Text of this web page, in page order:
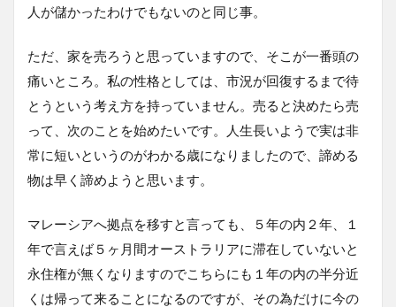
人が儲かったわけでもないのと同じ事。
ただ、家を売ろうと思っていますので、そこが一番頭の
痛いところ。私の性格としては、市況が回復するまで待
とうという考え方を持っていません。売ると決めたら売
って、次のことを始めたいです。人生長いようで実は非
常に短いというのがわかる歳になりましたので、諦める
物は早く諦めようと思います。
マレーシアへ拠点を移すと言っても、５年の内２年、１
年で言えば５ヶ月間オーストラリアに滞在していないと
永住権が無くなりますのでこちらにも１年の内の半分近
くは帰って来ることになるのですが、その為だけに今の